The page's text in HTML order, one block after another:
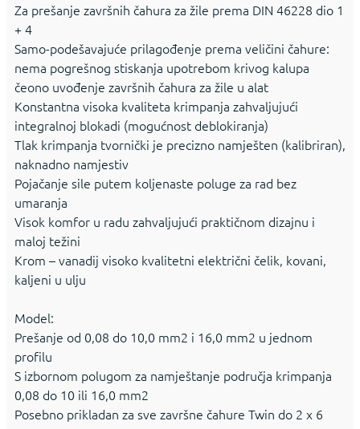
Za prešanje završnih čahura za žile prema DIN 46228 dio 1
+ 4
Samo-podešavajuće prilagođenje prema veličini čahure:
nema pogrešnog stiskanja upotrebom krivog kalupa
čeono uvođenje završnih čahura za žile u alat
Konstantna visoka kvaliteta krimpanja zahvaljujući
integralnoj blokadi (mogućnost deblokiranja)
Tlak krimpanja tvornički je precizno namješten (kalibriran),
naknadno namjestiv
Pojačanje sile putem koljenaste poluge za rad bez
umaranja
Visok komfor u radu zahvaljujući praktičnom dizajnu i
maloj težini
Krom – vanadij visoko kvalitetni električni čelik, kovani,
kaljeni u ulju
Model:
Prešanje od 0,08 do 10,0 mm2 i 16,0 mm2 u jednom
profilu
S izbornom polugom za namještanje područja krimpanja
0,08 do 10 ili 16,0 mm2
Posebno prikladan za sve završne čahure Twin do 2 x 6